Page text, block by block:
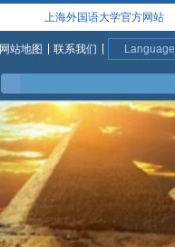
上海外国语大学官方网站
网站地图 联系我们 Language